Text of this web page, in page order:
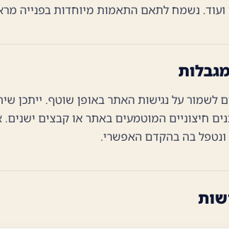
נשמח לתאם התאמות מיוחדות בפנייה
לשמור על נגישות האתר באופן שוטף. ייתכן
חיצוניים המוטמעים באתר או קבצים
ונטפל בה בהקדם האפשרי.